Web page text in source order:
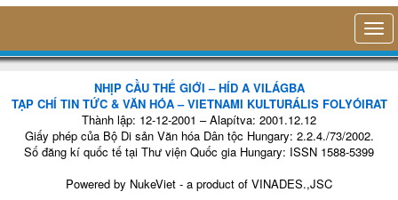
NHỊP CẦU THẾ GIỚI – HÍD A VILÁGBA
TẠP CHÍ TIN TỨC & VĂN HÓA – VIETNAMI KULTURÁLIS FOLYÓIRAT
Thành lập: 12-12-2001 – Alapítva: 2001.12.12
Giấy phép của Bộ Di sản Văn hóa Dân tộc Hungary: 2.2.4./73/2002.
Số đăng kí quốc tế tại Thư viện Quốc gia Hungary: ISSN 1588-5399
Powered by NukeViet - a product of VINADES.,JSC